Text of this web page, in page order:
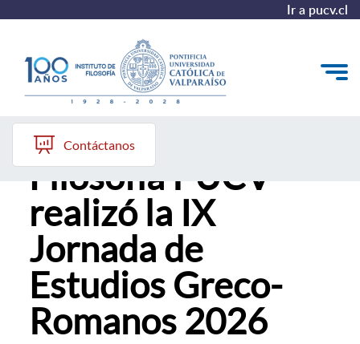
Ir a pucv.cl
El Instituto
Pregrado
Postgrado
Colección Philosophica
Formación Continua
Contáctanos
Instituto de
Filosofía PUCV
realizó la IX
Jornada de
Estudios Greco-
Romanos 2026